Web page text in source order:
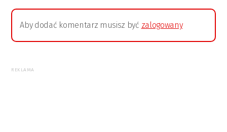
Aby dodać komentarz musisz być zalogowany
REKLAMA